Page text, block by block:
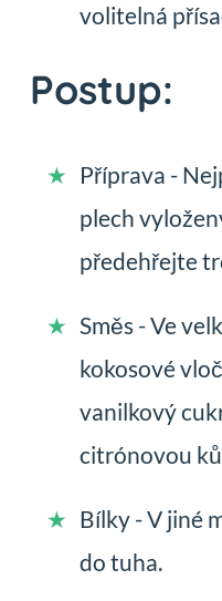
volitelná
Postup:
Příprava -
plech
předehřejte
Směs - Ve
kokosové
vanilkový
citrónovou
Bílky - V jiné
do tuha.